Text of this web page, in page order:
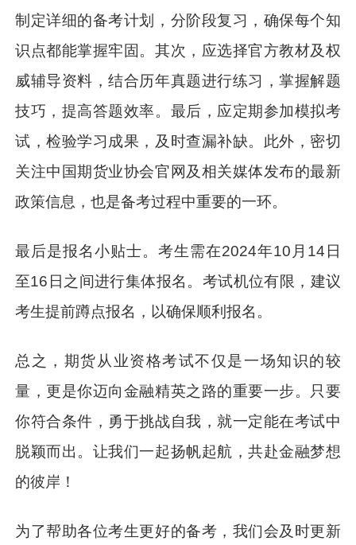
制定详细的备考计划，分阶段复习，确保每个知
识点都能掌握牢固。其次，应选择官方教材及权
威辅导资料，结合历年真题进行练习，掌握解题
技巧，提高答题效率。最后，应定期参加模拟考
试，检验学习成果，及时查漏补缺。此外，密切
关注中国期货业协会官网及相关媒体发布的最新
政策信息，也是备考过程中重要的一环。
最后是报名小贴士。考生需在2024年10月14日
至16日之间进行集体报名。考试机位有限，建议
考生提前蹲点报名，以确保顺利报名。
总之，期货从业资格考试不仅是一场知识的较
量，更是你迈向金融精英之路的重要一步。只要
你符合条件，勇于挑战自我，就一定能在考试中
脱颖而出。让我们一起扬帆起航，共赴金融梦想
的彼岸！
为了帮助各位考生更好的备考，我们会及时更新